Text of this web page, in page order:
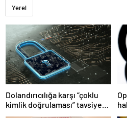
Yerel
Dolandırıcılığa karşı “çoklu
kimlik doğrulaması” tavsiye